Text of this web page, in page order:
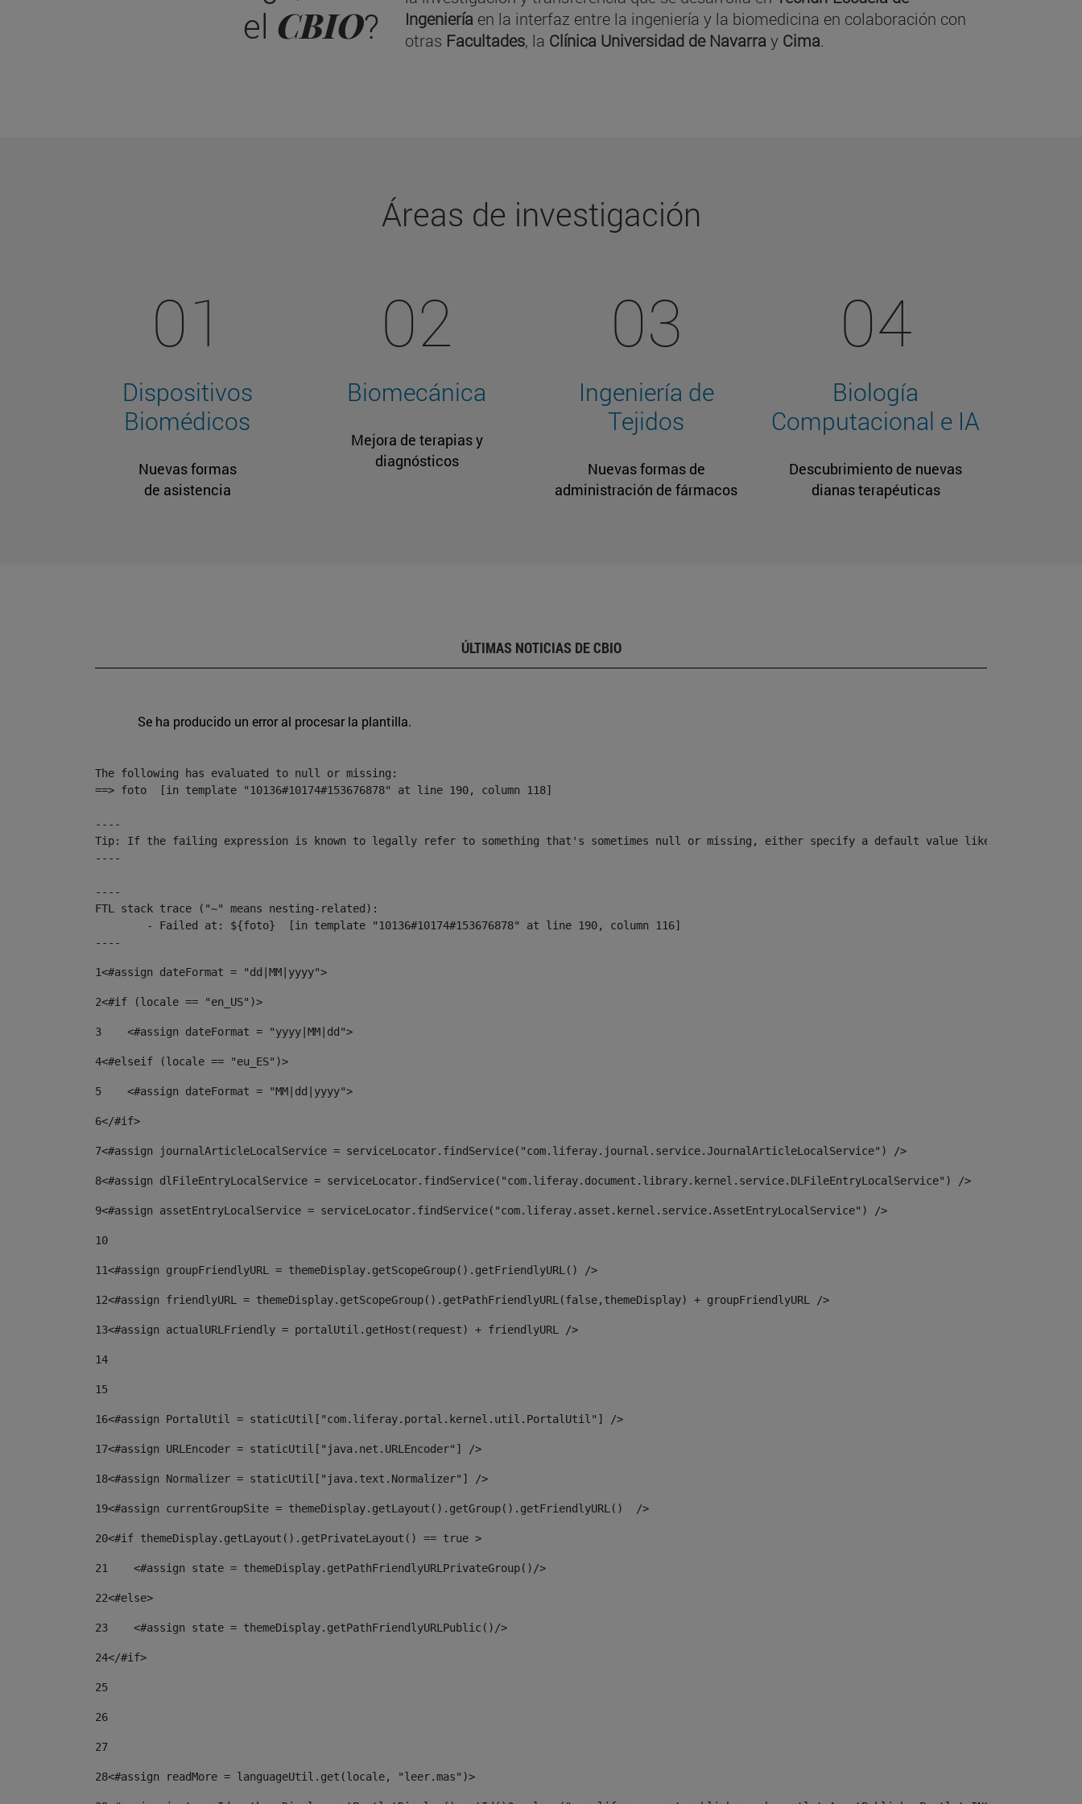
el CBIO?
Ingeniería en la interfaz entre la ingeniería y la biomedicina en colaboración con
otras Facultades, la Clínica Universidad de Navarray Cima.
Áreas de investigación
01
Dispositivos
Biomédicos
Nuevas formas
de asistencia
02
Biomecánica
Mejora de terapias y
diagnósticos
03
Ingeniería de
Tejidos
Nuevas formas de
administración de fármacos
04
Biología
Computacional e IA
Descubrimiento de nuevas
dianas terapéuticas
ÚLTIMAS NOTICIAS DE CBIO
Se ha producido un error al procesar la plantilla.
The following has evaluated to null or missing:
==> foto  [in template "10136#10174#153676878" at line 190, column 118]
----
Tip: If the failing expression is known to legally refer to something that's sometimes null or missing, either specify a default value like
----
----
FTL stack trace ("~" means nesting-related):
----
1<#assign dateFormat = "dd|MM|yyyy">
2<#if (locale == "en_US")>
3
    <#assign dateFormat = "yyyy|MM|dd">
4<#elseif (locale == "eu_ES")>
5
    <#assign dateFormat = "MM|dd|yyyy">
6</#if>
7<#assign journalArticleLocalService = serviceLocator.findService("com.liferay.journal.service.JournalArticleLocalService") />
8<#assign dlFileEntryLocalService = serviceLocator.findService("com.liferay.document.library.kernel.service.DLFileEntryLocalService") />
9<#assign assetEntryLocalService = serviceLocator.findService("com.liferay.asset.kernel.service.AssetEntryLocalService") />
10
11<#assign groupFriendlyURL = themeDisplay.getScopeGroup().getFriendlyURL() />
12<#assign friendlyURL = themeDisplay.getScopeGroup().getPathFriendlyURL(false,themeDisplay) + groupFriendlyURL />
13<#assign actualURLFriendly = portalUtil.getHost(request) + friendlyURL />
14
15
16<#assign PortalUtil = staticUtil["com.liferay.portal.kernel.util.PortalUtil"] />
17<#assign URLEncoder = staticUtil["java.net.URLEncoder"] />
18<#assign Normalizer = staticUtil["java.text.Normalizer"] />
19<#assign currentGroupSite = themeDisplay.getLayout().getGroup().getFriendlyURL()  />
20<#if themeDisplay.getLayout().getPrivateLayout() == true >
21
    <#assign state = themeDisplay.getPathFriendlyURLPrivateGroup()/>
22<#else>
23
    <#assign state = themeDisplay.getPathFriendlyURLPublic()/>
24</#if>
25
26
27
28<#assign readMore = languageUtil.get(locale, "leer.mas")>